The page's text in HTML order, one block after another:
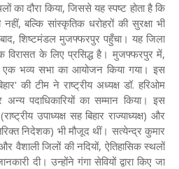
का दौरा किया, जिससे यह स्पष्ट होता है कि
बल्कि सांस्कृतिक धरोहरों की सुरक्षा भी
शिष्टमंडल मुजफ्फरपुर पहुँचा। यह जिला
विरासत के लिए प्रसिद्ध है। मुजफ्फरपुर में,
एक भव्य सभा का आयोजन किया गया। इस
की टीम ने राष्ट्रीय अध्यक्ष डॉ. हरिओम
पदाधिकारियों का सम्मान किया। इस
उपाध्यक्ष सह बिहार राज्याध्यक्ष) और
निदेशक) भी मौजूद थीं। सत्येन्द्र कुमार
जिलों की नदियों, ऐतिहासिक स्थलों
दी। उन्होंने गंगा सेवियों द्वारा किए जा